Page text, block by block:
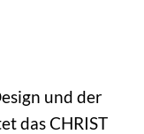
und der
das CHRIST